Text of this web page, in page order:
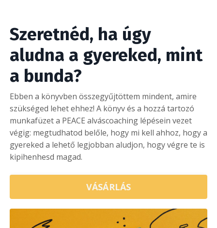
Szeretnéd, ha úgy
aludna a gyereked, mint
a bunda?
Ebben a könyvben összegyűjtöttem mindent, amire
szükséged lehet ehhez! A könyv és a hozzá tartozó
munkafüzet a PEACE alváscoaching lépésein vezet
végig: megtudhatod belőle, hogy mi kell ahhoz, hogy a
gyereked a lehető legjobban aludjon, hogy végre te is
kipihenhesd magad.
VÁSÁRLÁS